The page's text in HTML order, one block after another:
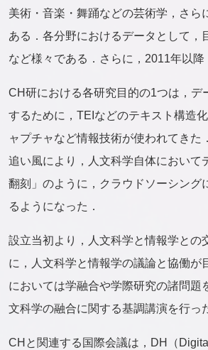
美術・音楽・舞踊などの芸術学，さ
ある．各分野におけるデータとして，
など様々である．さらに，2011年以
CH研における各研究目的の1つは，
するために，TEIなどのテキスト構造
ャプチャなど情報技術が使われてき
追い風により，人文科学自体におい
翻刻」のように，クラウドソーシン
るようになった．
設立当初より，人文科学と情報学との
に，人文科学と情報学の議論と協働
においては学融合や学際研究の諸問
文科学の融合に関する基調講演を行っ
CHと関連する国際会議は，DH（